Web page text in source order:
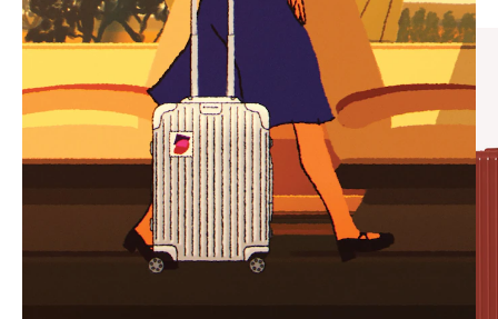
PARA
PAUSARLO.
PULSE
PARA
ACTIVARLO.